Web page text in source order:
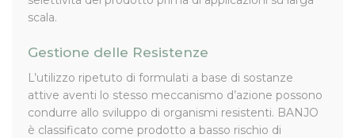
scala.
Gestione delle Resistenze
L’utilizzo ripetuto di formulati a base di sostanze
attive aventi lo stesso meccanismo d’azione possono
condurre allo sviluppo di organismi resistenti. BANJO
è classificato come prodotto a basso rischio di